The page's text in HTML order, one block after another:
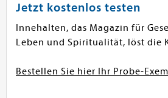
Jetzt kostenlos testen
Innehalten, das Magazin für
Leben und Spiritualität, löst die
Bestellen Sie hier Ihr Probe-